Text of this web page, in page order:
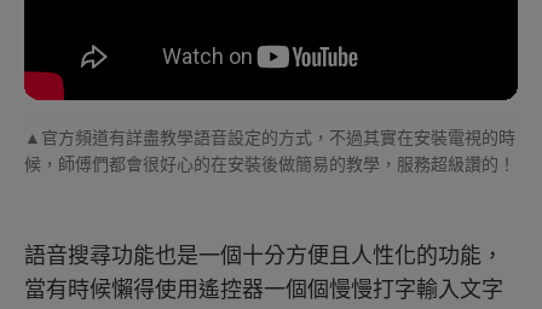
▲官方頻道有詳盡教學語音設定的方式，不過其實在安裝電視的時
候，師傅們都會很好心的在安裝後做簡易的教學，服務超級讚的！
語音搜尋功能也是一個十分方便且人性化的功能，
當有時候懶得使用遙控器一個個慢慢打字輸入文字